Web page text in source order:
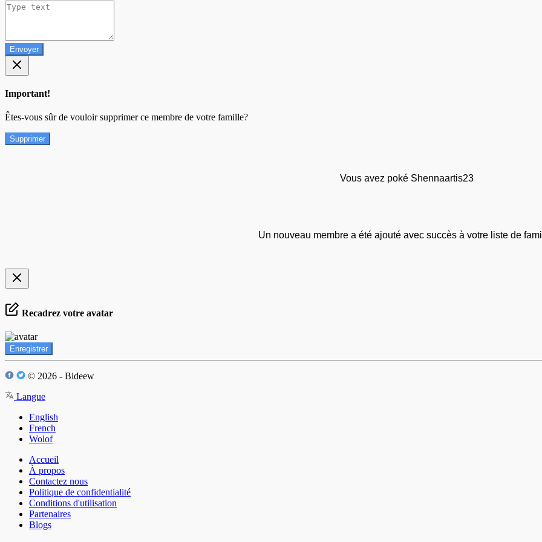
Envoyer
Important!
Êtes-vous sûr de vouloir supprimer ce membre de votre famille?
Supprimer
Vous avez poké Shennaartis23
Un nouveau membre a été ajouté avec succès à votre liste de
Recadrez votre avatar
Enregistrer
© 2026 - Bideew
Langue
English
French
Wolof
Accueil
À propos
Contactez nous
Politique de confidentialité
Conditions d'utilisation
Partenaires
Blogs